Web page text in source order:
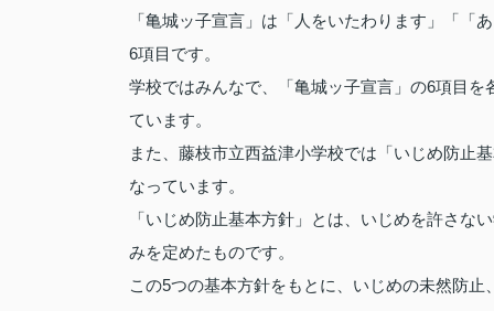
「亀城ッ子宣言」は「人をいたわります」「「
6項目です。
学校ではみんなで、「亀城ッ子宣言」の6項目
ています。
また、藤枝市立西益津小学校では「いじめ防止
なっています。
「いじめ防止基本方針」とは、いじめを許さな
みを定めたものです。
この5つの基本方針をもとに、いじめの未然防